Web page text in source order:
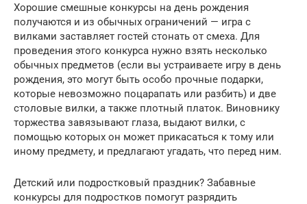
Хорошие смешные конкурсы на день рождения
получаются и из обычных ограничений — игра с
вилками заставляет гостей стонать от смеха. Для
проведения этого конкурса нужно взять несколько
обычных предметов (если вы устраиваете игру в день
рождения, это могут быть особо прочные подарки,
которые невозможно поцарапать или разбить) и две
столовые вилки, а также плотный платок. Виновнику
торжества завязывают глаза, выдают вилки, с
помощью которых он может прикасаться к тому или
иному предмету, и предлагают угадать, что перед ним.
Детский или подростковый праздник? Забавные
конкурсы для подростков помогут разрядить